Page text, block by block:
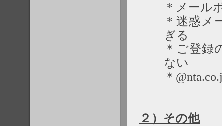
＊メール
＊迷惑メ
ぎる
＊ご登録
ない
＊
２）その他